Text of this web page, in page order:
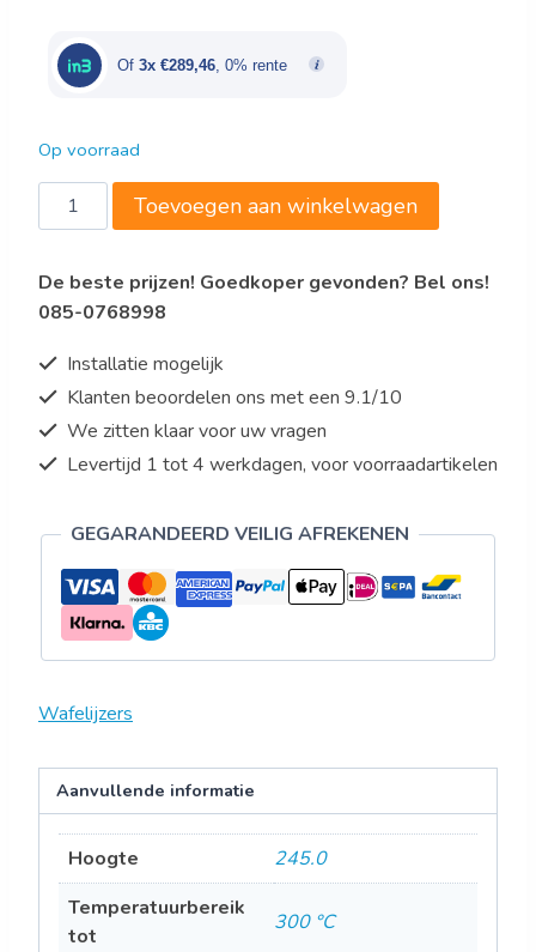
€1.059,00.€868,38.
Of 3x €289,46, 0% rente
Op voorraad
Bartscher
Wafelijzer
2BW160-
101
Toevoegen aan winkelwagen
De beste prijzen! Goedkoper gevonden? Bel ons!
085-0768998
Installatie mogelijk
Klanten beoordelen ons met een 9.1/10
We zitten klaar voor uw vragen
Levertijd 1 tot 4 werkdagen, voor voorraadartikelen
GEGARANDEERD VEILIG AFREKENEN
Wafelijzers
Aanvullende informatie
Hoogte
245.0
Temperatuurbereik
tot
300 °C